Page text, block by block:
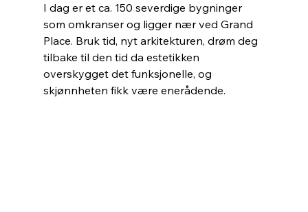
I dag er et ca. 150 severdige bygninger
som omkranser og ligger nær ved Grand
Place. Bruk tid, nyt arkitekturen, drøm deg
tilbake til den tid da estetikken
overskygget det funksjonelle, og
skjønnheten fikk være enerådende.